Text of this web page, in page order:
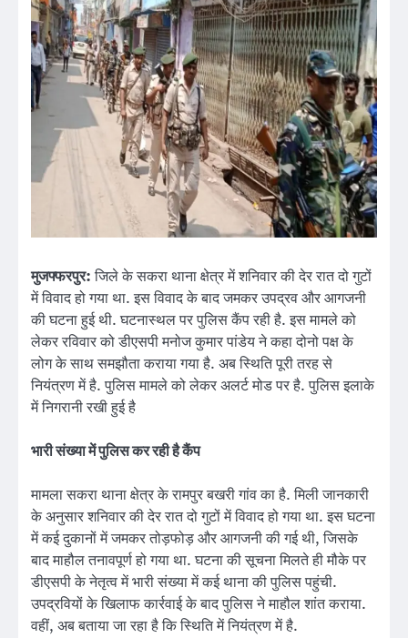
मुजफ्फरपुर:जिले के सकरा थाना क्षेत्र में शनिवार की देर रात दो गुटों
में विवाद हो गया था. इस विवाद के बाद जमकर उपद्रव और आगजनी
की घटना हुई थी. घटनास्थल पर पुलिस कैंप रही है. इस मामले को
लेकर रविवार को डीएसपी मनोज कुमार पांडेय ने कहा दोनो पक्ष के
लोग के साथ समझौता कराया गया है. अब स्थिति पूरी तरह से
नियंत्रण में है. पुलिस मामले को लेकर अलर्ट मोड पर है. पुलिस इलाके
में निगरानी रखी हुई है
भारी संख्या में पुलिस कर रही है कैंप
मामला सकरा थाना क्षेत्र के रामपुर बखरी गांव का है. मिली जानकारी
के अनुसार शनिवार की देर रात दो गुटों में विवाद हो गया था. इस घटना
में कई दुकानों में जमकर तोड़फोड़ और आगजनी की गई थी, जिसके
बाद माहौल तनावपूर्ण हो गया था. घटना की सूचना मिलते ही मौके पर
डीएसपी के नेतृत्व में भारी संख्या में कई थाना की पुलिस पहुंची.
उपद्रवियों के खिलाफ कार्रवाई के बाद पुलिस ने माहौल शांत कराया.
वहीं, अब बताया जा रहा है कि स्थिति में नियंत्रण में है.